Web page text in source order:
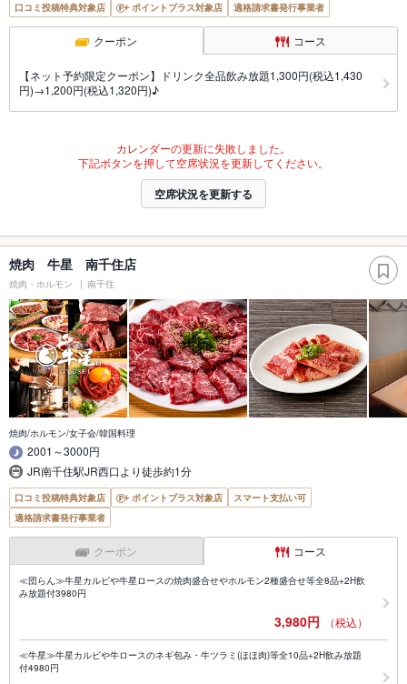
口コミ投稿特典対象店 ポイントプラス対象店 適格請求書発行事業者
クーポン コース
【ネット予約限定クーポン】ドリンク全品飲み放題1,300円(税込1,430
円)→1,200円(税込1,320円)♪
カレンダーの更新に失敗しました。
下記ボタンを押して空席状況を更新してください。
空席状況を更新する
焼肉 牛星 南千住店
焼肉・ホルモン 南千住
焼肉/ホルモン/女子会/韓国料理
2001～3000円
JR南千住駅JR西口より徒歩約1分
口コミ投稿特典対象店 ポイントプラス対象店
スマート支払い可
適格請求書発行事業者
クーポン コース
≪団らん≫牛星カルビや牛星ロースの焼肉盛合せやホルモン2種盛合せ等全8品+2H飲
み放題付3980円
3,980円 （税込）
≪牛星≫牛星カルビや牛ロースのネギ包み・牛ツラミ(ほほ肉)等全10品+2H飲み放題
付4980円